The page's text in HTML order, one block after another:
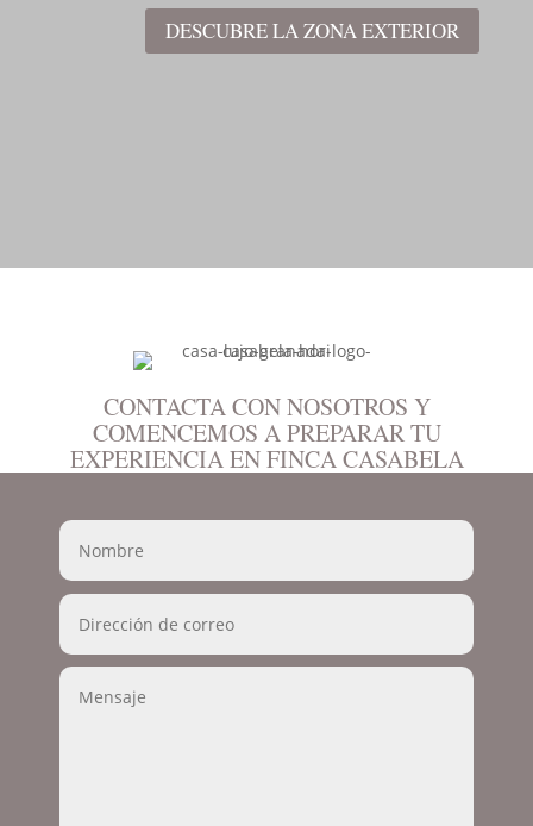
DESCUBRE LA ZONA EXTERIOR
CONTACTA CON NOSOTROS Y
COMENCEMOS A PREPARAR TU
EXPERIENCIA EN FINCA CASABELA